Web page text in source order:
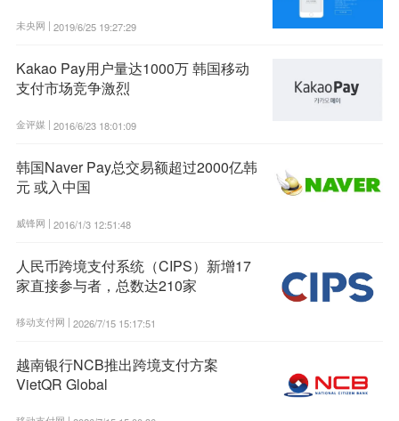
未央网 | 2019/6/25 19:27:29
Kakao Pay用户量达1000万 韩国移动
支付市场竞争激烈
金评媒 | 2016/6/23 18:01:09
韩国Naver Pay总交易额超过2000亿韩
元 或入中国
威锋网 | 2016/1/3 12:51:48
人民币跨境支付系统（CIPS）新增17
家直接参与者，总数达210家
移动支付网 | 2026/7/15 15:17:51
越南银行NCB推出跨境支付方案
VietQR Global